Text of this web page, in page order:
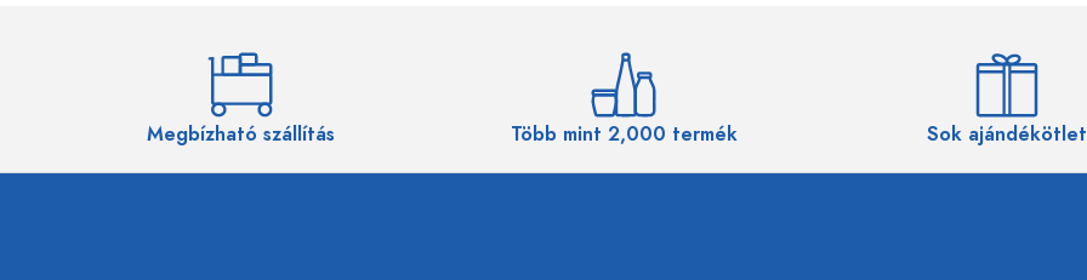
Megbízható szállítás Több mint 2,000 termék Sok ajándékötlet